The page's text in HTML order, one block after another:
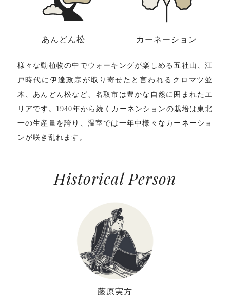
あんどん松 カーネーション
様々な動植物の中でウォーキングが楽しめる五社山、江
戸時代に伊達政宗が取り寄せたと言われるクロマツ並
木、あんどん松など、名取市は豊かな自然に囲まれたエ
リアです。1940年から続くカーネンションの栽培は東北
一の生産量を誇り、温室では一年中様々なカーネーショ
ンが咲き乱れます。
Historical Person
藤原実方